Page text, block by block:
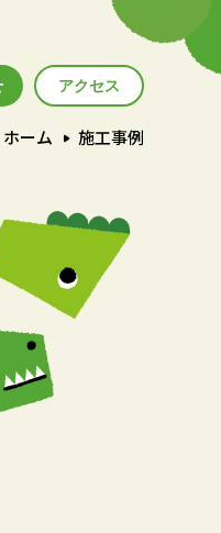
アクセス
アクセス
ホーム 施工事例